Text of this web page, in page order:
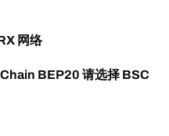
网络
BEP20 请选择 BSC